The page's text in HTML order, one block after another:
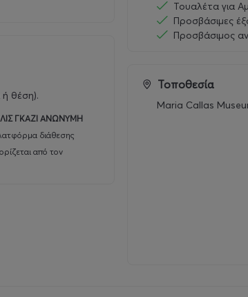
θέση).
ΓΚΑΖΙ ΑΝΩΝΥΜΗ
διάθεσης
από τον
Τουαλέτα για
Προσβάσιμες
Προσβάσιμος
Τοποθεσία
Maria Callas